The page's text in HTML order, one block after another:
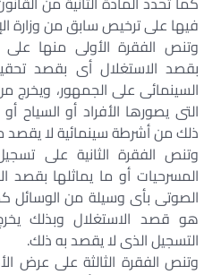
فيها على ترخيص سابق من وزارة
وتنص الفقرة الأولى منها على
بقصد الاستغلال أى بقصد
السينمائى على الجمهور، ويخرج
التى يصورها الأفراد أو السياح
ذلك من أشرطة سينمائية لا يقصد
وتنص الفقرة الثانية على
المسرحيات أو ما يماثلها بقصد
الصوتى بأى وسيلة من الوسائل
هو قصد الاستغلال وبذلك
التسجيل الذى لا يقصد به ذلك.
وتنص الفقرة الثالثة على عرض